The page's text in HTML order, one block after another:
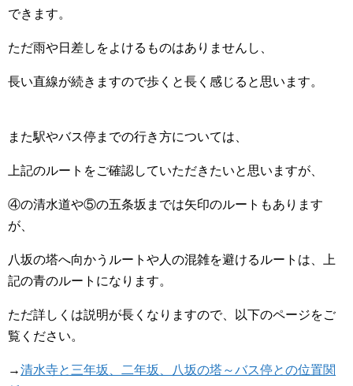
できます。
ただ雨や日差しをよけるものはありませんし、
長い直線が続きますので歩くと長く感じると思います。
また駅やバス停までの行き方については、
上記のルートをご確認していただきたいと思いますが、
④の清水道や⑤の五条坂までは矢印のルートもあります
が、
八坂の塔へ向かうルートや人の混雑を避けるルートは、上
記の青のルートになります。
ただ詳しくは説明が長くなりますので、以下のページをご
覧ください。
→清水寺と三年坂、二年坂、八坂の塔～バス停との位置関